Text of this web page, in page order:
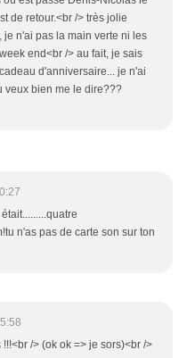
de retour.<br /> très jolie
n'ai pas la main verte ni les
end<br /> au fait, je sais
d'anniversaire... je n'ai
veux bien me le dire???
n'as pas de carte son sur ton
/> (ok ok => je sors)<br />